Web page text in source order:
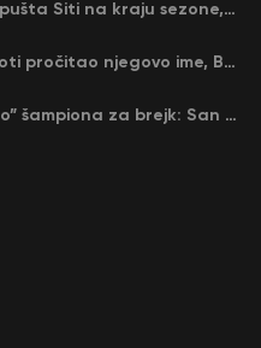
Kraj jedne ere – Gvardiola napušta Siti na kraju sezone, menja ga njegov nekadašnji rival
Nejmar ide na Mundijal: Anćeloti pročitao njegovo ime, Brazil u delirijumu (VIDEO)
Strašni Vembanjama “izudarao” šampiona za brejk: San Antonio poveo protiv Oklahome